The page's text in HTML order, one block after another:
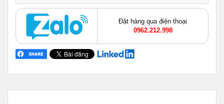
Đặt hàng qua điện thoại
0962.212.998